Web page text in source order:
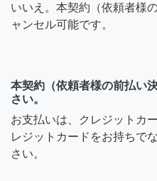
いいえ。本契約（依頼者様
ャンセル可能です。
本契約（依頼者様の前払い
さい。
お支払いは、クレジットカ
レジットカードをお持ちで
さい。